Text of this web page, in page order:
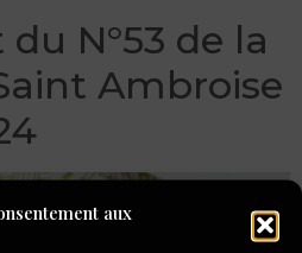
aux
N°53 de la
Ambroise